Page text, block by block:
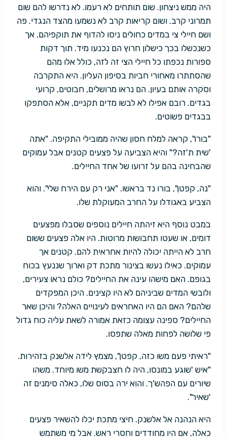
היה ממש ניצחון. שום תותחים לא רעמו. לא נדרשו להם שום
תמרוני קרב. ושום קריאות קרב לא נשמעו מהצד הנגדי. פה
ושם חיילי צי במדים כחולים ניסו להדוף את תוקפיהם, אך
כשנכשלו בכך כישלון חרוץ הם נכנעו מיד. תוך דקות
ספורות נכפתו כל חיילי הצי זה לזה, כולל אלו מהם
שהסתתרו מאחורי חביות בסיפון העליון. היא התקרבה
וסקרה אותם בעיון. הם נראו מרושלים, חבוטים, קרועי
בגדים. רובם אפילו לא לבשו מדים תקניים, אלא הסתפקו
בבגדים פשוטים.
"בורו", קראה למלח חסון שהיה ממובילי התקיפה. "אתה
'שית ת'זה?" והיא הצביעה על פצעים קטנים אבל עמוקים
שהבחינה בהם על זרועו של אחד החיילים.
"נה, קפטן", בורו נד בראשו. "אני רק עם הירח שלי". והוא
הצביע באגודלו על החרב המעוקלת שלו.
במבט נוסף היא זיהתה חיילים נוספים שסבלו מפצעים
דומים, או שעטו תחבושות מרוטות. היו אלה פצעים ששום
חרב לא הייתה יכולה להיות אחראית להם. קטנים אך
עמוקים. כאילו נעשו בצינור מתכת דק וארוך שננעץ בכוח
בגופם. האם מישהו עינה את החיילים? כולם נראו צעירים,
ולובשי המדים שביניהם לא היו קצינים. היכן המפקדים
שלהם? האם הם היו האחראים לעינויים האלה? והיכן שאר
החיילים? ספינה עצומה כזאת אמורה לשאת עליה כוח גדול
פי שלושה לפחות מאלה שתפסו.
"ראיתי פעם משו כזה, קפטן", מצמץ לידה אלשנק בזהירות.
"איש 'שוגע במונסו, היה לו חצבקשת משו מיוחד. משהו
שיורים עם הפהש'ך. והוא ירה בסוס שלו, כאלה סימנים זה
'שאיר".
היא הנהנה אל אלשנק. חיצי מתכת יכלו להשאיר פצעים
כאלה, אם היו מחודדים וחסרי ראש. אבל מי משתמש